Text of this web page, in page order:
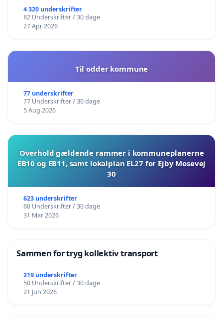
4 320 underskrifter
82 Underskrifter / 30 dage
27 Apr 2026
Til odder kommune
77 underskrifter
77 Underskrifter / 30 dage
5 Aug 2026
Overhold gældende rammer i kommuneplanerne
EB10 og EB11, samt lokalplan EL27 for Ejby Mosevej
30
623 underskrifter
60 Underskrifter / 30 dage
31 Mar 2026
Sammen for tryg kollektiv transport
219 underskrifter
50 Underskrifter / 30 dage
21 Jun 2026